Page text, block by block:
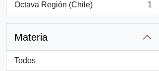
Octava Región (Chile)
, 1 resultados
1
Materia
Todos